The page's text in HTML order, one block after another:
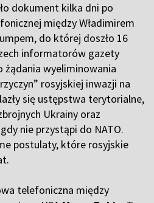
dokument kilka dni po
między Władimirem
do której doszło 16
informatorów gazety
żądania wyeliminowania
rosyjskiej inwazji na
się ustępstwa terytorialne,
Ukrainy oraz
nie przystąpi do NATO.
postulaty, które rosyjskie
telefoniczna między